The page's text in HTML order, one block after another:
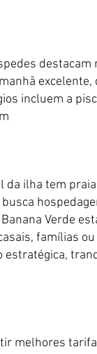
incluem a
da ilha tem
Verde
famílias
estratégica,
melhores